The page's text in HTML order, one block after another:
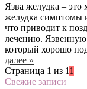
Язва желудка – это
желудка симптомы
что приводит к
лечению. Язвенную
который хорошо
далее »
Страница 1 из 11
Свежие записи